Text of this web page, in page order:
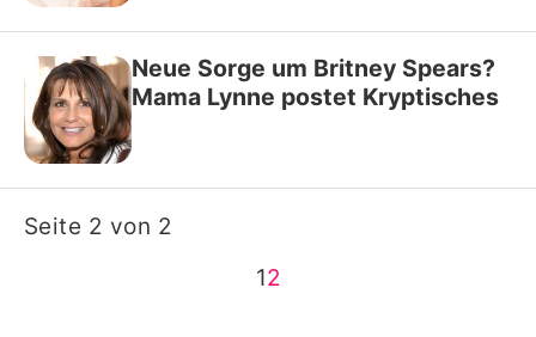
Neue Sorge um Britney Spears?
Mama Lynne postet Kryptisches
Seite 2 von 2
12